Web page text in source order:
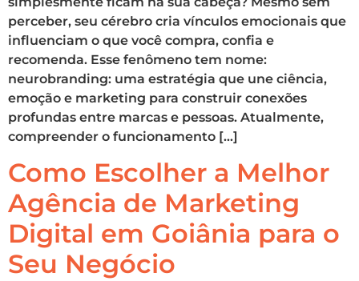
perceber, seu cérebro cria vínculos emocionais que
influenciam o que você compra, confia e
recomenda. Esse fenômeno tem nome:
neurobranding: uma estratégia que une ciência,
emoção e marketing para construir conexões
profundas entre marcas e pessoas. Atualmente,
compreender o funcionamento […]
Como Escolher a Melhor
Agência de Marketing
Digital em Goiânia para o
Seu Negócio